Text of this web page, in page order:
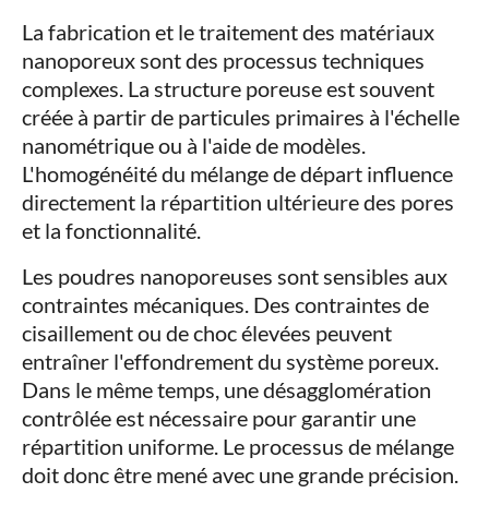
La fabrication et le traitement des matériaux
nanoporeux sont des processus techniques
complexes. La structure poreuse est souvent
créée à partir de particules primaires à l'échelle
nanométrique ou à l'aide de modèles.
L'homogénéité du mélange de départ influence
directement la répartition ultérieure des pores
et la fonctionnalité.
Les poudres nanoporeuses sont sensibles aux
contraintes mécaniques. Des contraintes de
cisaillement ou de choc élevées peuvent
entraîner l'effondrement du système poreux.
Dans le même temps, une désagglomération
contrôlée est nécessaire pour garantir une
répartition uniforme. Le processus de mélange
doit donc être mené avec une grande précision.